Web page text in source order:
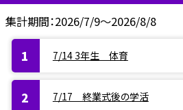
集計期間：2026/7/9～2026/8/8
7/14 3年生 体育
7/17 終業式後の学活